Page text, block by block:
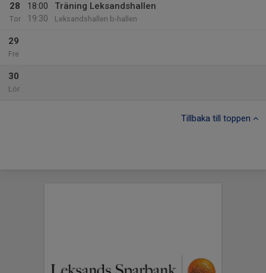
28
Tor
18:00
19:30
Träning Leksandshallen
Leksandshallen b-hallen
29
Fre
30
Lör
Tillbaka till toppen